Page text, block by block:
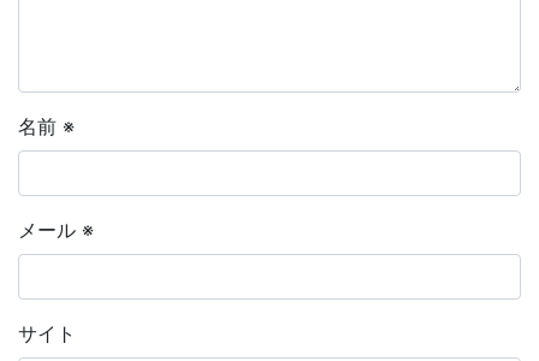
名前 ※
メール ※
サイト